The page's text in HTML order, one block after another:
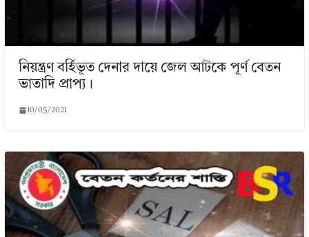
নিয়ন্ত্রণ বর্হিভূত দেনার দায়ে জেল আটকে পূর্ণ বেতন
ভাতাদি প্রাপ্য।
10/05/2021